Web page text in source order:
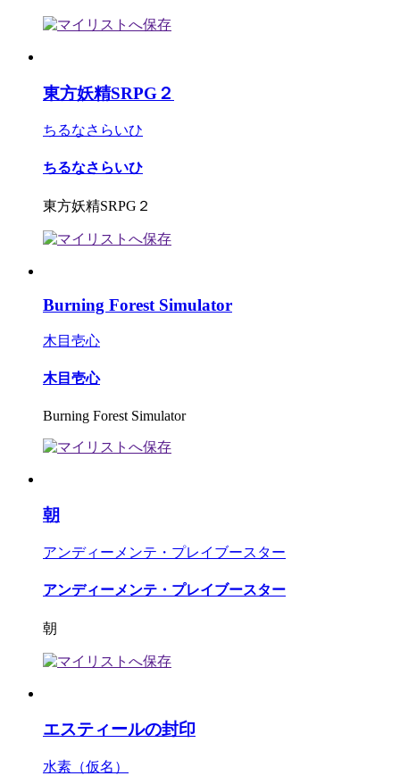
東方妖精SRPG２
ちるなさらいひ
ちるなさらいひ
東方妖精SRPG２
Burning Forest Simulator
木目壱心
木目壱心
Burning Forest Simulator
朝
アンディーメンテ・プレイブースター
アンディーメンテ・プレイブースター
朝
エスティールの封印
水素（仮名）